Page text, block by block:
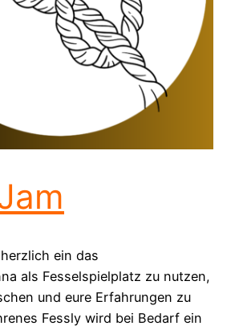
ein das
als Fesselspielplatz zu nutzen,
und eure Erfahrungen zu
Fessly wird bei Bedarf ein